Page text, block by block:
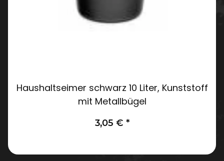
Haushaltseimer schwarz 10 Liter, Kunststoff
mit Metallbügel
3,05 € *